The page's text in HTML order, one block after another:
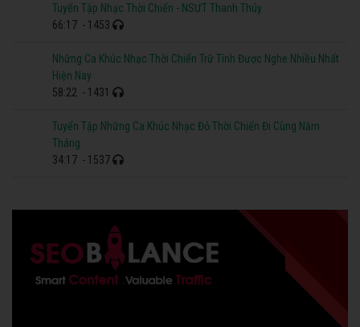
Tuyển Tập Nhạc Thời Chiến - NSƯT Thanh Thúy
66:17 - 1453
Những Ca Khúc Nhạc Thời Chiến Trữ Tình Được Nghe Nhiều Nhất
Hiện Nay
58:22 - 1431
Tuyển Tập Những Ca Khúc Nhạc Đỏ Thời Chiến Đi Cùng Năm
Tháng
34:17 - 1537